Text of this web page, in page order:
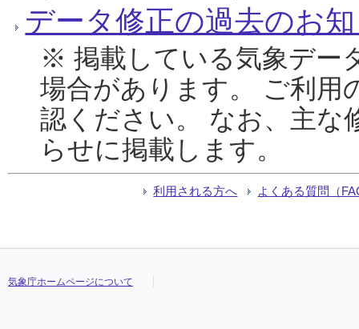
データ修正の過去のお
※ 掲載している気象デー
場合があります。 ご利用
認ください。 なお、主な
らせに掲載します。
利用される方へ よくある質問（
気象庁ホームページについて